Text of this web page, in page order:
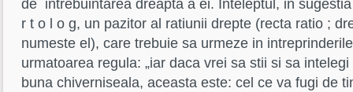
de intrebuintarea dreapta a ei. Inteleptul, in
r t o l o g, un pazitor al ratiunii drepte (recta ratio ;
numeste el), care trebuie sa urmeze in
urmatoarea regula: „iar daca vrei sa stii si sa
buna chiverniseala, aceasta este: cel ce va fugi de